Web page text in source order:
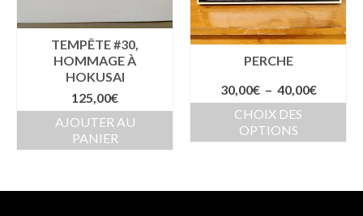
TEMPÊTE #30,
HOMMAGE À
HOKUSAI
125,00€
AJOUTER AU
PANIER
PERCHE
30,00€ – 40,00€Plage
de
CHOIX DES
OPTIONS